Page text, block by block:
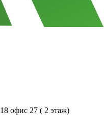
офис 27 ( 2 этаж)